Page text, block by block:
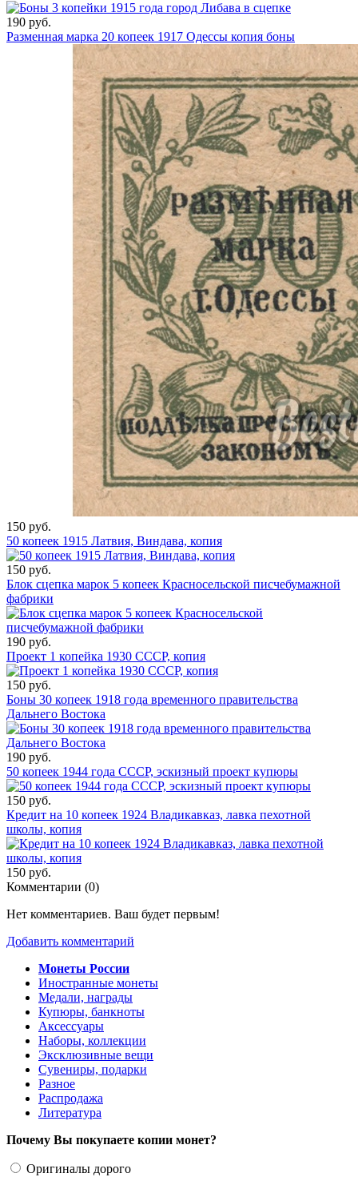
190 руб.
Разменная марка 20 копеек 1917 Одессы копия боны
150 руб.
50 копеек 1915 Латвия, Виндава, копия
150 руб.
Блок сцепка марок 5 копеек Красносельской писчебумажной
фабрики
190 руб.
Проект 1 копейка 1930 СССР, копия
150 руб.
Боны 30 копеек 1918 года временного правительства
Дальнего Востока
190 руб.
50 копеек 1944 года СССР, эскизный проект купюры
150 руб.
Кредит на 10 копеек 1924 Владикавказ, лавка пехотной
школы, копия
150 руб.
Комментарии (0)
Нет комментариев. Ваш будет первым!
Добавить комментарий
Монеты России
Иностранные монеты
Медали, награды
Купюры, банкноты
Аксессуары
Наборы, коллекции
Эксклюзивные вещи
Сувениры, подарки
Разное
Распродажа
Литература
Почему Вы покупаете копии монет?
Оригиналы дорого